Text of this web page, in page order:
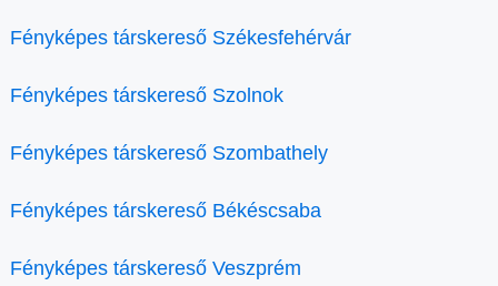
Fényképes társkereső Székesfehérvár
Fényképes társkereső Szolnok
Fényképes társkereső Szombathely
Fényképes társkereső Békéscsaba
Fényképes társkereső Veszprém